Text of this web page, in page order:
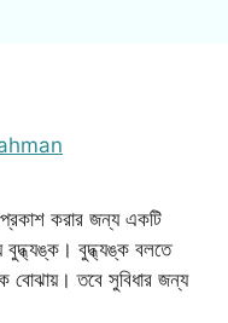
প্রকাশ করার জন্য একটি
বুদ্ধ্যঙ্ক বলতে
বোঝায়। তবে সুবিধার জন্য